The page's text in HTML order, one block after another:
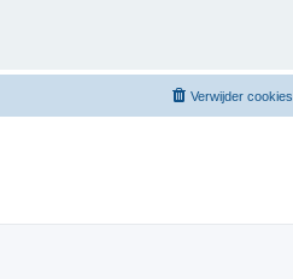
Verwijder cookies